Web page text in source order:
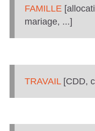
FAMILLE
mariage, ...]
TRAVAIL[CDD,